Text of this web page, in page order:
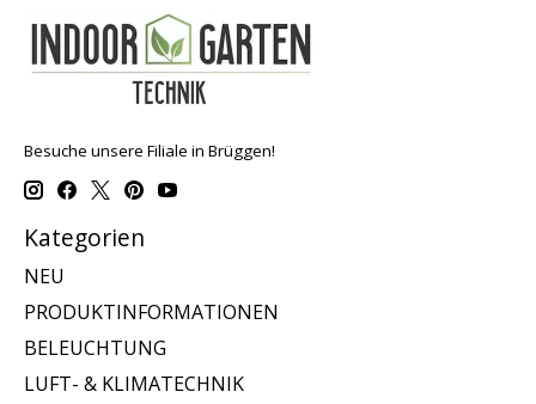
Besuche unsere Filiale in Brüggen!
Kategorien
NEU
PRODUKTINFORMATIONEN
BELEUCHTUNG
LUFT- & KLIMATECHNIK